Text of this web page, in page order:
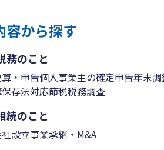
容から探す
務のこと
・申告個人事業主の確定申告年末
存法対応節税税務調査
続のこと
設立事業承継・M&A